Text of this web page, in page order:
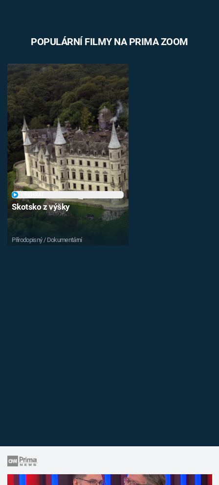
POPULÁRNÍ FILMY NA PRIMA ZOOM
Skotsko z výšky
Přírodopisný / Dokumentární